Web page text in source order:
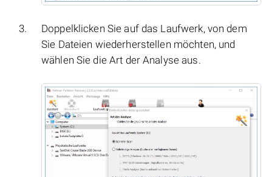
Doppelklicken Sie auf das Laufwerk, von dem
Sie Dateien wiederherstellen möchten, und
wählen Sie die Art der Analyse aus.